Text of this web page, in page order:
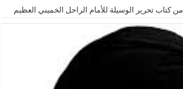
من كتاب تحرير الوسيلة للأمام الراحل الخميني العظيم